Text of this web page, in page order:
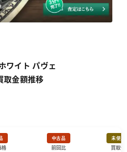
ワイト パヴェ
取金額推移
格
中古品
前回比
未使用
買取価